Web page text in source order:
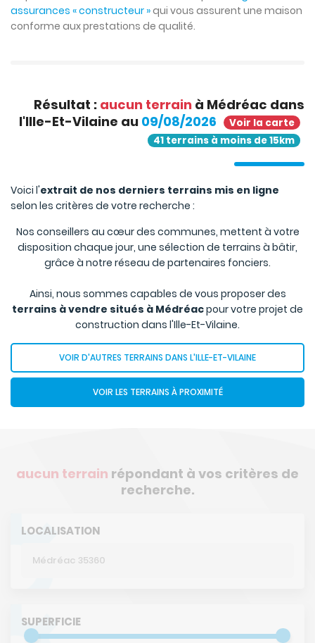
assurances « constructeur »qui vous assurent une maison
conforme aux prestations de qualité.
Résultat : aucun terrain à Médréac dans
l'Ille-Et-Vilaine au 09/08/2026
Voir la carte
41 terrains à moins de 15km
Voici l'extrait de nos derniers terrains mis en ligne
selon les critères de votre recherche :
Nos conseillers au cœur des communes, mettent à votre
disposition chaque jour, une sélection de terrains à bâtir,
grâce à notre réseau de partenaires fonciers.
Ainsi, nous sommes capables de vous proposer des
terrains à vendre situés à Médréacpour votre projet de
construction dans l'Ille-Et-Vilaine.
VOIR D'AUTRES TERRAINS DANS L'ILLE-ET-VILAINE
VOIR LES TERRAINS À PROXIMITÉ
aucun terrain répondant à vos critères de
recherche.
LOCALISATION
SUPERFICIE